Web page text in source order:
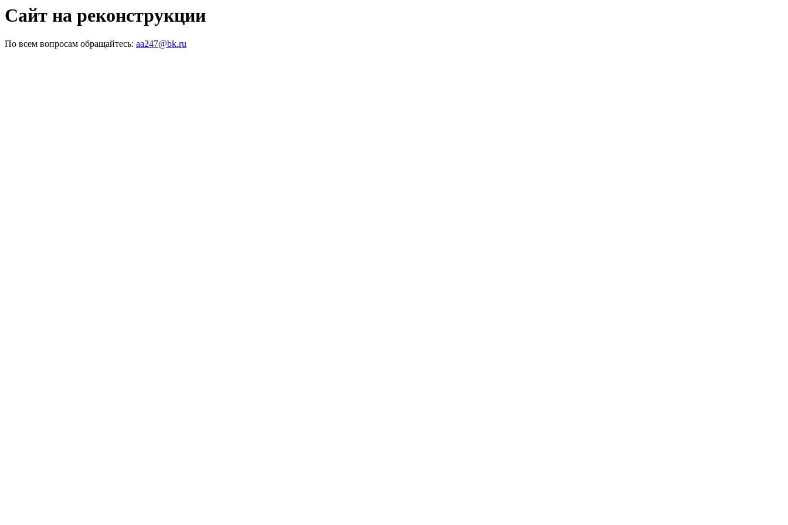
Сайт на реконструкции
По всем вопросам обращайтесь: aa247@bk.ru